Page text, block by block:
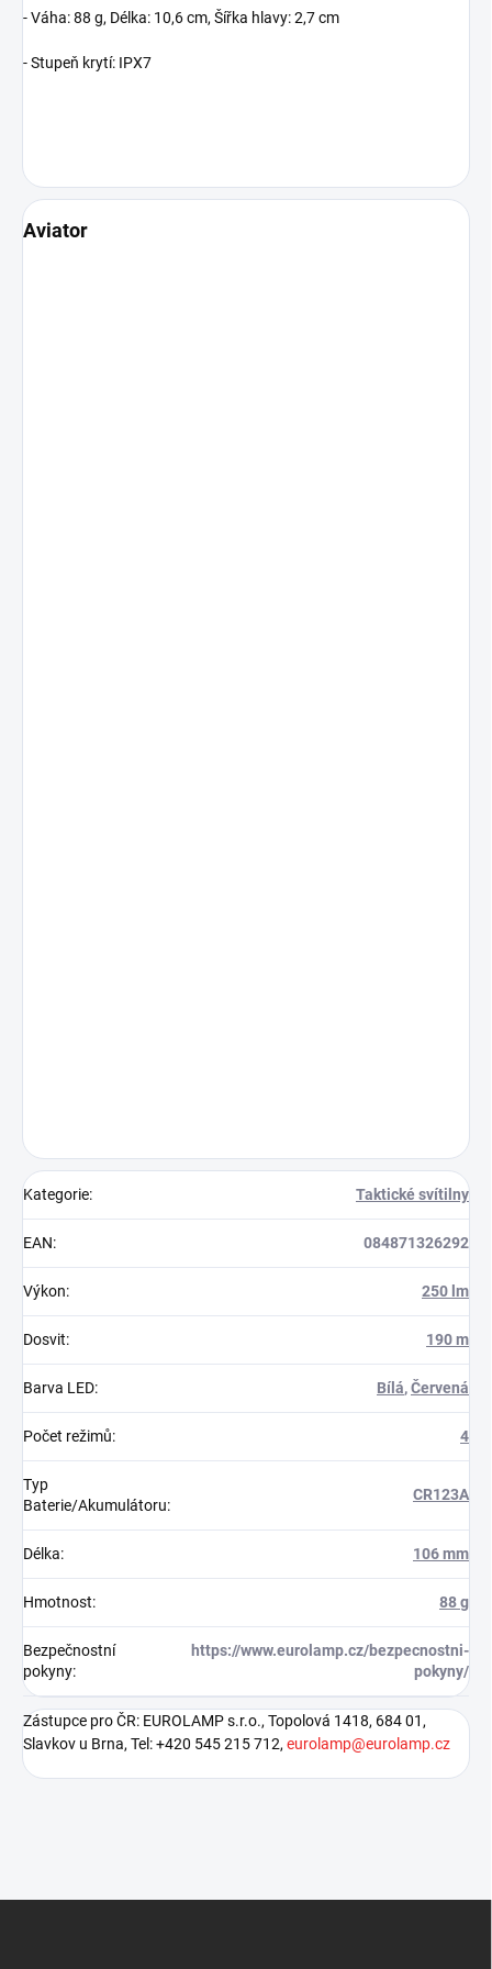
- Váha: 88 g, Délka: 10,6 cm, Šířka hlavy: 2,7 cm
- Stupeň krytí: IPX7
Aviator
Kategorie: Taktické svítilny
EAN: 084871326292
Výkon: 250 lm
Dosvit: 190 m
Barva LED: Bílá,Červená
Počet režimů: 4
Typ
Baterie/Akumulátoru:
CR123A
Délka: 106 mm
Hmotnost: 88 g
Bezpečnostní
pokyny:
https://www.eurolamp.cz/bezpecnostni-
pokyny/
Zástupce pro ČR: EUROLAMP s.r.o., Topolová 1418, 684 01,
Slavkov u Brna, Tel: +420 545 215 712, eurolamp@eurolamp.cz